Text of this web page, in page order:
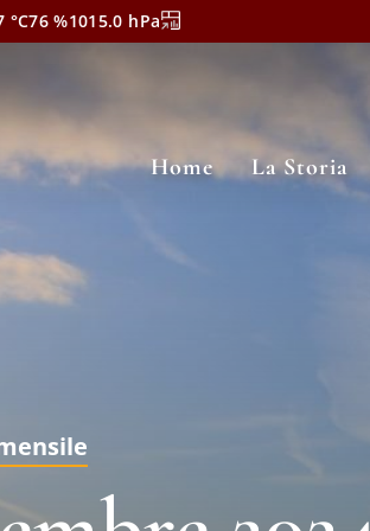
°C76 %1015.0 hPa
Home La Storia